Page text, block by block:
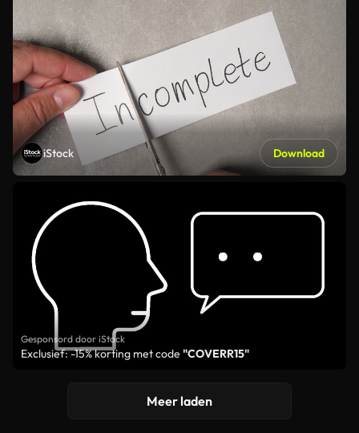
iStock Download
Gesponsord door iStock
Exclusief: -15% korting met code "COVERR15"
Meer laden